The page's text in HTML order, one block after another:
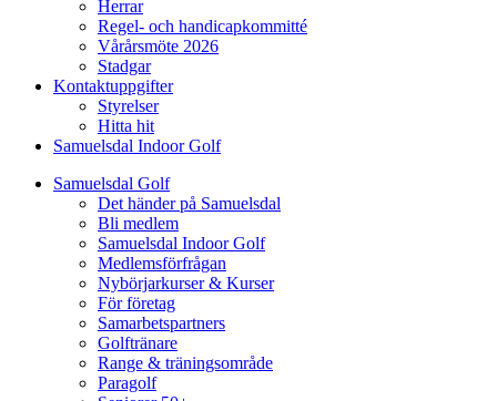
Herrar
Regel- och handicapkommitté
Vårårsmöte 2026
Stadgar
Kontaktuppgifter
Styrelser
Hitta hit
Samuelsdal Indoor Golf
Samuelsdal Golf
Det händer på Samuelsdal
Bli medlem
Samuelsdal Indoor Golf
Medlemsförfrågan
Nybörjarkurser & Kurser
För företag
Samarbetspartners
Golftränare
Range & träningsområde
Paragolf